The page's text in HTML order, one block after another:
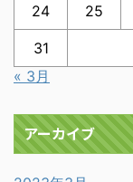
24 25
31
« 3月
アーカイブ